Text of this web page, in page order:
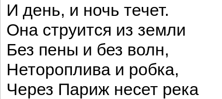
И день, и ночь течет.
Она струится из земли
Без пены и без волн,
Нетороплива и робка,
Через Париж несет река